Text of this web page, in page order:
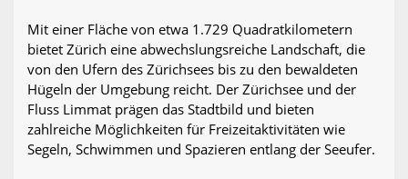
Mit einer Fläche von etwa 1.729 Quadratkilometern
bietet Zürich eine abwechslungsreiche Landschaft, die
von den Ufern des Zürichsees bis zu den bewaldeten
Hügeln der Umgebung reicht. Der Zürichsee und der
Fluss Limmat prägen das Stadtbild und bieten
zahlreiche Möglichkeiten für Freizeitaktivitäten wie
Segeln, Schwimmen und Spazieren entlang der Seeufer.